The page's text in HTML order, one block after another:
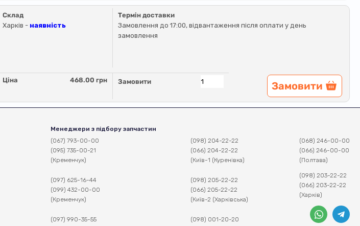
Склад
Харків - наявність
Термін доставки
Замовлення до 17:00, відвантаження після оплати у день
замовлення
Ціна 468.00 грн Замовити Замовити
Менеджери з підбору запчастин
(067) 793-00-00
(095) 735-00-21
(Кременчук)
(097) 625-16-44
(099) 432-00-00
(Кременчук)
(097) 990-35-55
(098) 204-22-22
(066) 204-22-22
(Київ-1 (Куренівка)
(098) 205-22-22
(066) 205-22-22
(Київ-2 (Харківська)
(098) 001-20-20
(068) 246-00-00
(066) 246-00-00
(Полтава)
(098) 203-22-22
(066) 203-22-22
(Харків)